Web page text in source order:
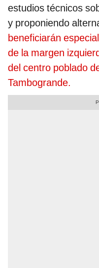
estudios técnicos
y proponiendo
beneficiarán
de la margen
del centro poblado
Tambogrande.